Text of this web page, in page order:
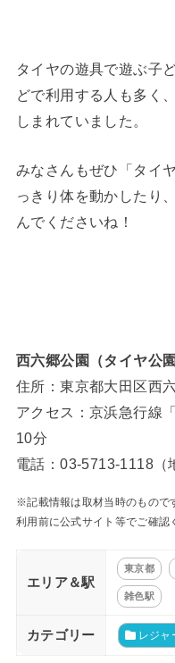
タイヤの遊具で遊ぶ子
どで利用する人も多く
しまれていました。
みなさんもぜひ「タイ
っきり体を動かしたり
んでくださいね！
西六郷公園（タイヤ公園
住所：東京都大田区西
アクセス：京浜急行線
10分
電話：03-5713-1118（
※記載情報は取材当時のもので
利用前に公式サイト等でご確認
エリア＆駅
東京都
雑色駅
カテゴリー レジャ